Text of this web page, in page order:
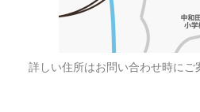
詳しい住所はお問い合わせ時にご